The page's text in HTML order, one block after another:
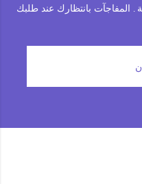
. المفاجآت بانتظارك عند طلبك